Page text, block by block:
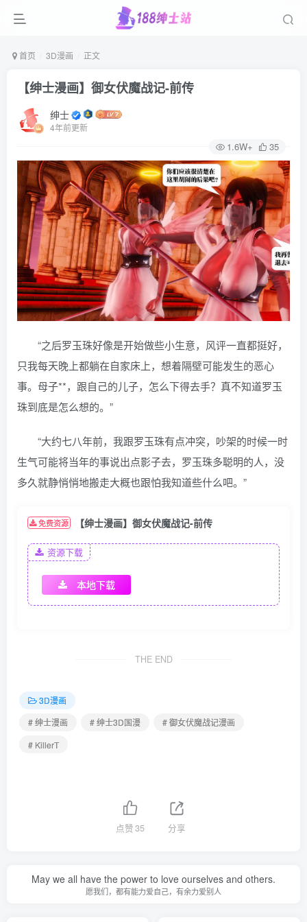
首页 3D漫画 正文
【绅士漫画】御女伏魔战记-前传
绅士
4年前更新
1.6W+ 35
“之后罗玉珠好像是开始做些小生意，风评一直都挺好，
只我每天晚上都躺在自家床上，想着隔壁可能发生的恶心
事。母子**，跟自己的儿子，怎么下得去手？真不知道罗玉
珠到底是怎么想的。”
“大约七八年前，我跟罗玉珠有点冲突，吵架的时候一时
生气可能将当年的事说出点影子去，罗玉珠多聪明的人，没
多久就静悄悄地搬走大概也跟怕我知道些什么吧。”
免费资源 【绅士漫画】御女伏魔战记-前传
资源下载
本地下载
THE END
3D漫画
# 绅士漫画
# 绅士3D国漫
# 御女伏魔战记漫画
# KillerT
点赞35 分享
May we all have the power to love ourselves and others.
愿我们，都有能力爱自己，有余力爱别人